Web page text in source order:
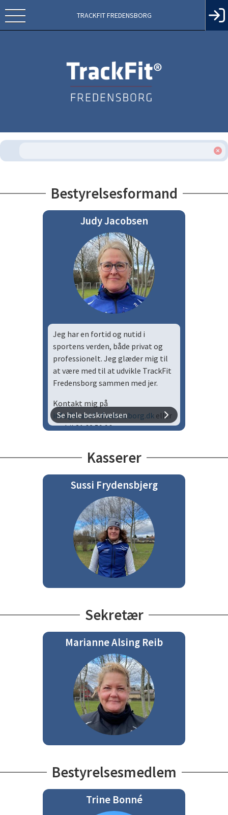
TRACKFIT FREDENSBORG
Bestyrelsesformand
Judy Jacobsen
Jeg har en fortid og nutid i
sportens verden, både privat og
professionelt. Jeg glæder mig til
at være med til at udvikle TrackFit
Fredensborg sammen med jer.
Kontakt mig på
info@trackfitfredensborg.dk eller
mobil 31 63 59 96
Se hele beskrivelsen
Kasserer
Sussi Frydensbjerg
Sekretær
Marianne Alsing Reib
Bestyrelsesmedlem
Trine Bonné